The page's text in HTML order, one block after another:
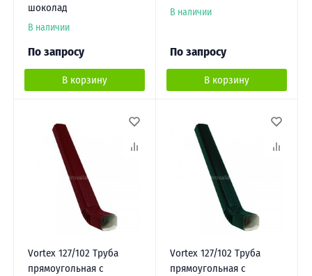
шоколад
В наличии
По запросу
В корзину
В наличии
По запросу
В корзину
Vortex 127/102 Труба
прямоугольная с
Vortex 127/102 Труба
прямоугольная с